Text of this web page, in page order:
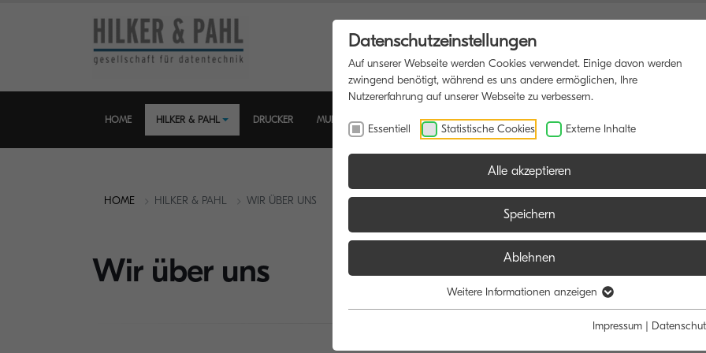
HOME HILKER & PAHL DRUCKER MULTIFUNKTIONSDRUCKER SOFTWARE BLOG
HOME HILKER & PAHL WIR ÜBER UNS
Wir über uns
Datenschutzeinstellungen
Auf unserer Webseite werden Cookies verwendet. Einige davon werden
zwingend benötigt, während es uns andere ermöglichen, Ihre
Nutzererfahrung auf unserer Webseite zu verbessern.
Essentiell Statistische Cookies Externe Inhalte
Alle akzeptieren
Speichern
Ablehnen
Weitere Informationen anzeigen
Impressum |